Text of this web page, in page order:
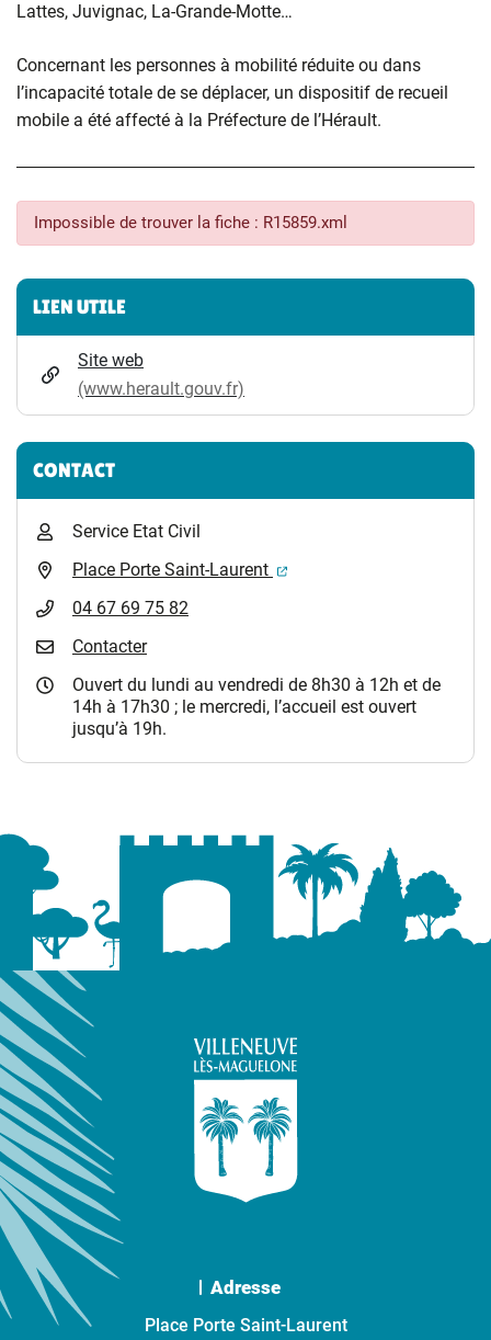
Lattes, Juvignac, La-Grande-Motte…
Concernant les personnes à mobilité réduite ou dans
l’incapacité totale de se déplacer, un dispositif de recueil
mobile a été affecté à la Préfecture de l’Hérault.
Impossible de trouver la fiche : R15859.xml
Informations complémentaires
LIEN UTILE
Site web
(www.herault.gouv.fr)
CONTACT
Service Etat Civil
Place Porte Saint-Laurent
(ouverture dans un
04 67 69 75 82
Contacter
Ouvert du lundi au vendredi de 8h30 à 12h et de
14h à 17h30 ; le mercredi, l’accueil est ouvert
jusqu’à 19h.
Adresse
Place Porte Saint-Laurent